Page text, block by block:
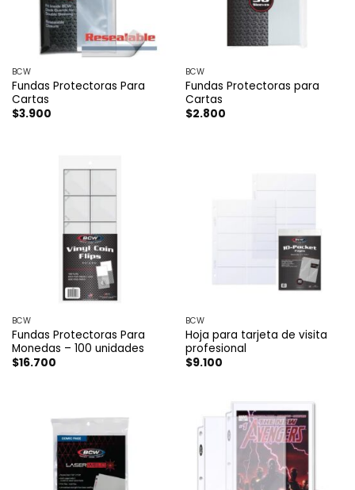
BCW
Fundas Protectoras Para
Cartas
$3.900
BCW
Fundas Protectoras para
Cartas
$2.800
BCW
Fundas Protectoras Para
Monedas – 100 unidades
$16.700
BCW
Hoja para tarjeta de visita
profesional
$9.100